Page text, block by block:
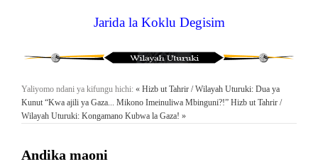
Jarida la Koklu Degisim
Yaliyomo ndani ya kifungu hichi: « Hizb ut Tahrir / Wilayah Uturuki: Dua ya
Kunut “Kwa ajili ya Gaza... Mikono Imeinuliwa Mbinguni?!” Hizb ut Tahrir /
Wilayah Uturuki: Kongamano Kubwa la Gaza! »
Andika maoni